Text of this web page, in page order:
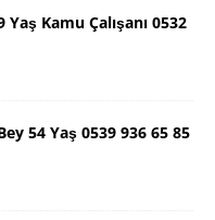
Kamu Çalışanı 0532
54 Yaş 0539 936 65 85